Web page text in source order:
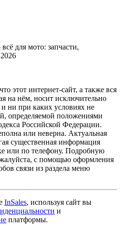
для мото: запчасти,
2026
этот интернет-сайт, а также вся
на нём, носит исключительно
ни при каких условиях не
определяемой положениями
Российской Федерации.
или неверна. Актуальная
существенная информация
или по телефону. Подробную
с помощью оформления
связи из раздела меню
InSales, используя сайт вы
и
платформы.